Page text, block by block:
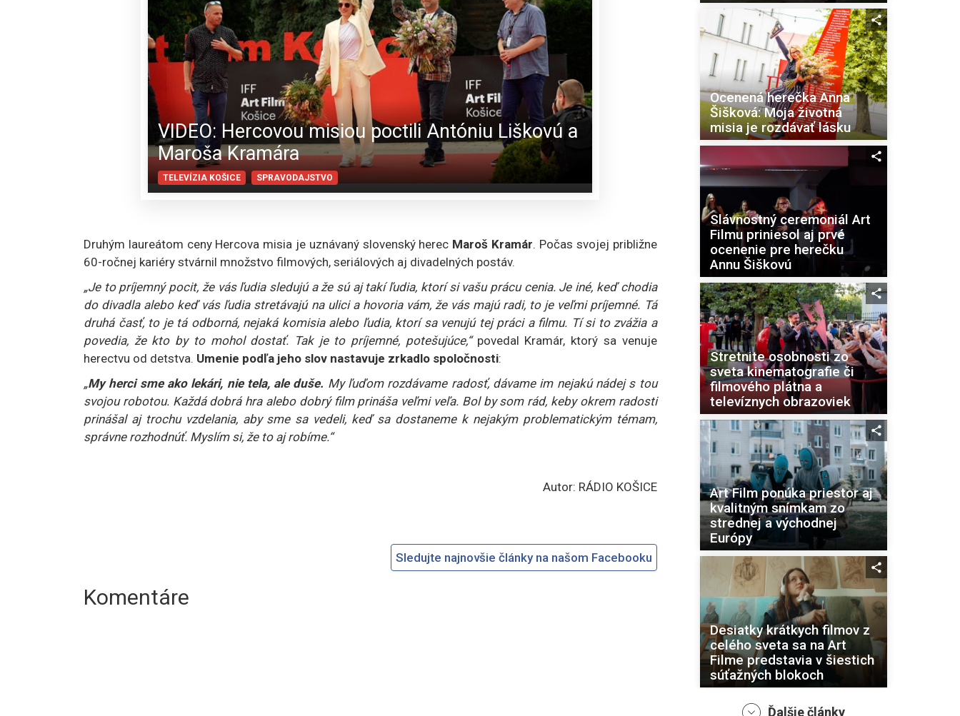
VIDEO: Hercovou misiou poctili Antóniu Liškovú a
Maroša Kramára
TELEVÍZIA KOŠICE SPRAVODAJSTVO
Druhým laureátom ceny Hercova misia je uznávaný slovenský herec Maroš Kramár. Počas svojej približne
60-ročnej kariéry stvárnil množstvo filmových, seriálových aj divadelných postáv.
„Je to príjemný pocit, že vás ľudia sledujú a že sú aj takí ľudia, ktorí si vašu prácu cenia. Je iné, keď chodia
do divadla alebo keď vás ľudia stretávajú na ulici a hovoria vám, že vás majú radi, to je veľmi príjemné. Tá
druhá časť, to je tá odborná, nejaká komisia alebo ľudia, ktorí sa venujú tej práci a filmu. Tí si to zvážia a
povedia, že kto by to mohol dostať. Tak je to príjemné, potešujúce,“ povedal Kramár, ktorý sa venuje
herectvu od detstva. Umenie podľa jeho slov nastavuje zrkadlo spoločnosti:
„My herci sme ako lekári, nie tela, ale duše. My ľuďom rozdávame radosť, dávame im nejakú nádej s tou
svojou robotou. Každá dobrá hra alebo dobrý film prináša veľmi veľa. Bol by som rád, keby okrem radosti
prinášal aj trochu vzdelania, aby sme sa vedeli, keď sa dostaneme k nejakým problematickým témam,
správne rozhodnúť. Myslím si, že to aj robíme.“
Autor: RÁDIO KOŠICE
Sledujte najnovšie články na našom Facebooku
Komentáre
Ocenená herečka Anna
Šišková: Moja životná
misia je rozdávať lásku
Slávnostný ceremoniál Art
Filmu priniesol aj prvé
ocenenie pre herečku
Annu Šiškovú
Stretnite osobnosti zo
sveta kinematografie či
filmového plátna a
televíznych obrazoviek
Art Film ponúka priestor aj
kvalitným snímkam zo
strednej a východnej
Európy
Desiatky krátkych filmov z
celého sveta sa na Art
Filme predstavia v šiestich
súťažných blokoch
Ďalšie články